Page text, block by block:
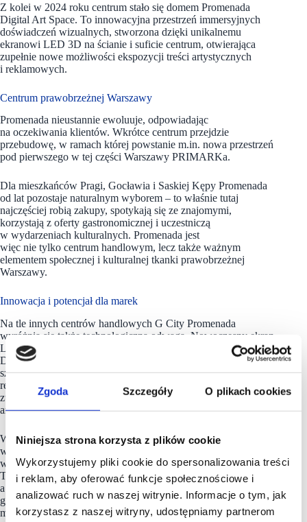
Zgoda Szczegóły O plikach cookies
Niniejsza strona korzysta z plików cookie
Wykorzystujemy pliki cookie do spersonalizowania treści
i reklam, aby oferować funkcje społecznościowe i
analizować ruch w naszej witrynie. Informacje o tym, jak
korzystasz z naszej witryny, udostępniamy partnerom
Z kolei w 2024 roku centrum stało się domem Promenada
Digital Art Space. To innowacyjna przestrzeń immersyjnych
doświadczeń wizualnych, stworzona dzięki unikalnemu
ekranowi LED 3D na ścianie i suficie centrum, otwierająca
zupełnie nowe możliwości ekspozycji treści artystycznych
i reklamowych.
Centrum prawobrzeżnej Warszawy
Promenada nieustannie ewoluuje, odpowiadając
na oczekiwania klientów. Wkrótce centrum przejdzie
przebudowę, w ramach której powstanie m.in. nowa przestrzeń
pod pierwszego w tej części Warszawy PRIMARKa.
Dla mieszkańców Pragi, Gocławia i Saskiej Kępy Promenada
od lat pozostaje naturalnym wyborem – to właśnie tutaj
najczęściej robią zakupy, spotykają się ze znajomymi,
korzystają z oferty gastronomicznej i uczestniczą
w wydarzeniach kulturalnych. Promenada jest
więc nie tylko centrum handlowym, lecz także ważnym
elementem społecznej i kulturalnej tkanki prawobrzeżnej
Warszawy.
Innowacja i potencjał dla marek
Na tle innych centrów handlowych G City Promenada
wyróżnia się także technologiczną odwagą. Nowoczesny ekran
LED na elewacji budynku oraz immersyjny ekran Promenada
Digital Art Space tworzą przestrzeń nie tylko do prezentowania
sztuki, ale i do realizacji niestandardowych kampanii
reklamowych. To rozwiązania, które zapewniają markom
zupełnie nową jakość komunikacji z klientami – efektowną,
angażującą i trudną do przeoczenia.
Współpraca z Aleksandrem Małachowskim to kolejny krok
w budowaniu wizerunku Promenady jako miejsca, które
wychodzi poza ramy klasycznego centrum handlowego.
To przestrzeń, w której zakupy przeplatają się z inspiracją,
a codzienność z kulturą. G City Promenada staje się miejscem,
gdzie architektura spotyka sztukę – i gdzie każdy odwiedzający
może doświadczyć tego spotkania na własne oczy.